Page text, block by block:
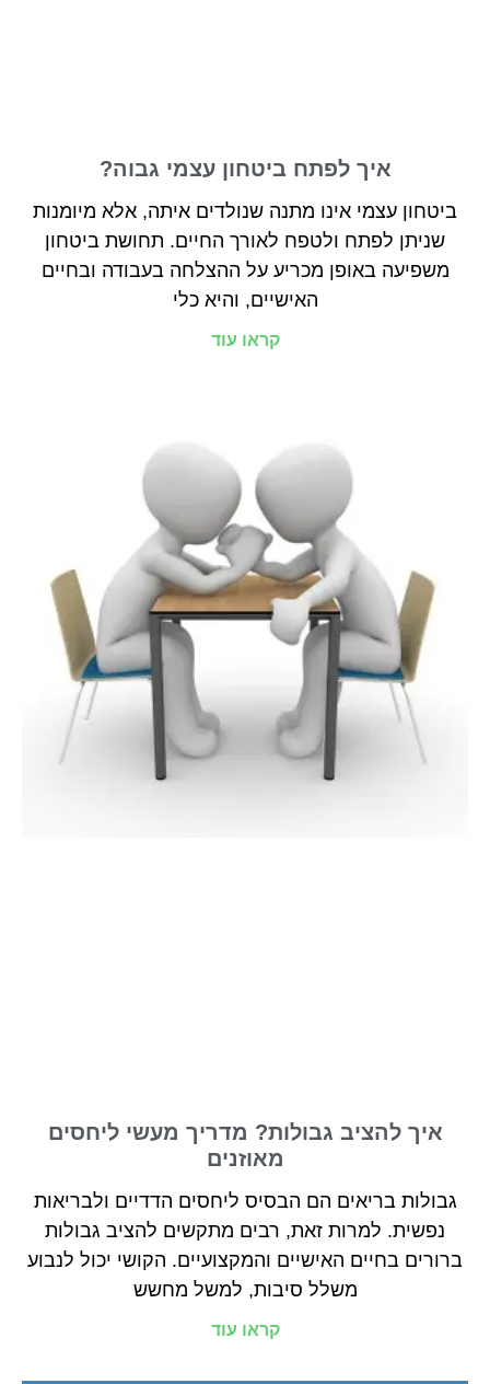
איך לפתח ביטחון עצמי גבוה?
ביטחון עצמי אינו מתנה שנולדים איתה, אלא מיומנות
שניתן לפתח ולטפח לאורך החיים. תחושת ביטחון
משפיעה באופן מכריע על ההצלחה בעבודה ובחיים
האישיים, והיא כלי
קראו עוד
איך להציב גבולות? מדריך מעשי ליחסים
מאוזנים
גבולות בריאים הם הבסיס ליחסים הדדיים ולבריאות
נפשית. למרות זאת, רבים מתקשים להציב גבולות
ברורים בחיים האישיים והמקצועיים. הקושי יכול לנבוע
משלל סיבות, למשל מחשש
קראו עוד